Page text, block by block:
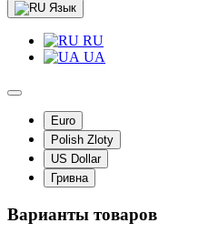
Язык
RU
UA
Euro
Polish Zloty
US Dollar
Гривна
Варианты товаров